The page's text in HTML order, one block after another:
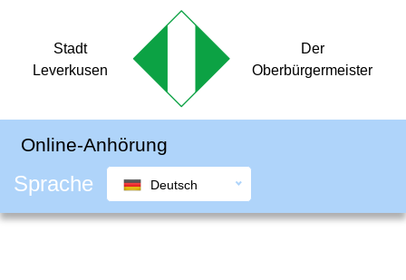
Stadt
Leverkusen
Der
Oberbürgermeister
Online-Anhörung
Sprache Deutsch